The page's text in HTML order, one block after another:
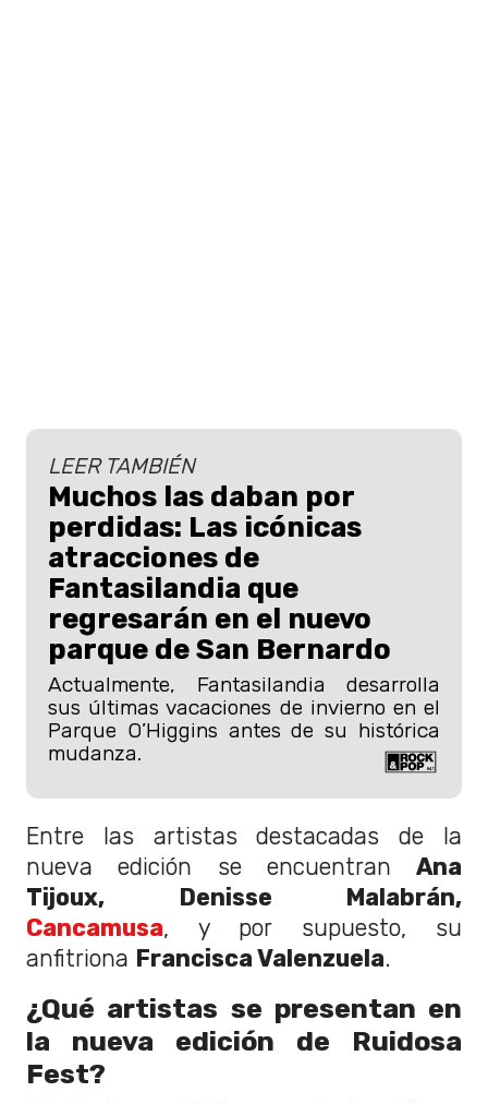
LEER TAMBIÉN
Muchos las daban por
perdidas: Las icónicas
atracciones de
Fantasilandia que
regresarán en el nuevo
parque de San Bernardo
Actualmente, Fantasilandia desarrolla
sus últimas vacaciones de invierno en el
Parque O’Higgins antes de su histórica
mudanza.
Entre las artistas destacadas de la
nueva edición se encuentran Ana
Tijoux, Denisse Malabrán,
Cancamusa, y por supuesto, su
anfitriona Francisca Valenzuela.
¿Qué artistas se presentan en
la nueva edición de Ruidosa
Fest?